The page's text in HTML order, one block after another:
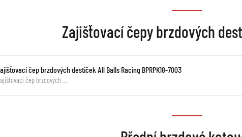
Zajišťovací čepy brzdových
čep brzdových destiček All Balls Racing BPRPK18-7003
čep brzdových …